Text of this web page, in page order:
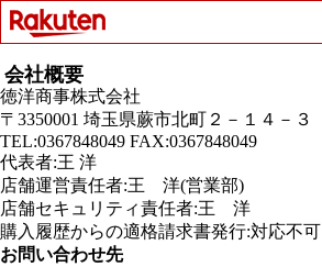
会社概要
徳洋商事株式会社
〒3350001 埼玉県蕨市北町２－１４－３
TEL:0367848049 FAX:0367848049
代表者:王 洋
店舗運営責任者:王 洋(営業部)
店舗セキュリティ責任者:王 洋
購入履歴からの適格請求書発行:対応不可
お問い合わせ先